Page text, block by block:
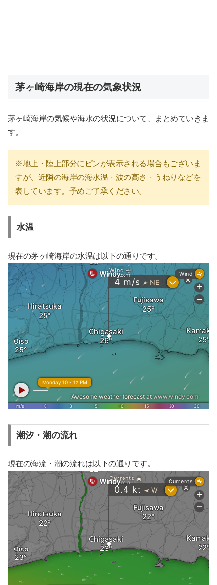
茅ヶ崎海岸の現在の気象状況
茅ヶ崎海岸の気候や海水の状況について、まとめていきま
す。
※地上・陸上部分にピンが表示される場合もございま
すが、近隣の海岸の海水温・波の高さ・うねりなどを
表しています。予めご了承ください。
水温
現在の茅ヶ崎海岸の水温は以下の通りです。
潮汐・潮の流れ
現在の海流・潮の流れは以下の通りです。